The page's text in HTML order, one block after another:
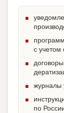
с учетом
журналы
по